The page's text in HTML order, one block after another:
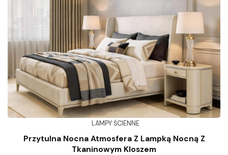
LAMPY ŚCIENNE
Przytulna Nocna Atmosfera Z Lampką Nocną Z
Tkaninowym Kloszem